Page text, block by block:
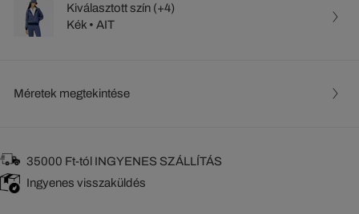
Kiválasztott szín (+4)
Kék • AIT
Méretek megtekintése
35000 Ft-tól INGYENES SZÁLLÍTÁS
Ingyenes visszaküldés